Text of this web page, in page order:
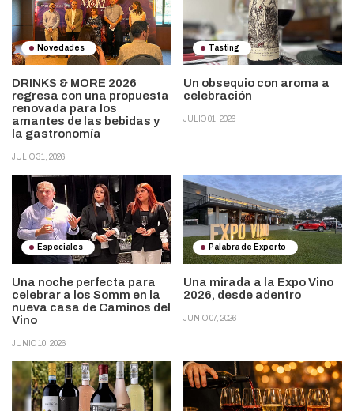
Novedades
DRINKS & MORE 2026
regresa con una propuesta
renovada para los
amantes de las bebidas y
la gastronomía
JULIO 31, 2026
Tasting
Un obsequio con aroma a
celebración
JULIO 01, 2026
Especiales
Una noche perfecta para
celebrar a los Somm en la
nueva casa de Caminos del
Vino
JUNIO 10, 2026
Palabra de Experto
Una mirada a la Expo Vino
2026, desde adentro
JUNIO 07, 2026